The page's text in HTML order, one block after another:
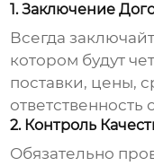
1. Заключение
Всегда
котором будут
поставки, цены,
ответственность
2. Контроль
Обязательно